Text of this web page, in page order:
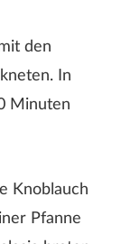
den
In
Minuten
Knoblauch
Pfanne